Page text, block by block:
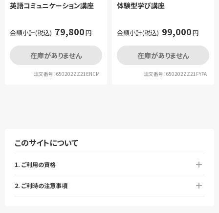
英語コミュニケーション講座
金額小計(税込) 79,800円
在庫がありません
注文番号：650202ZZ21ENCM
体験型学び講座
金額小計(税込) 99,000円
在庫がありません
注文番号：650202ZZ21FYPA
このサイトについて
1. ご利用の資格
2. ご利時の注意事項